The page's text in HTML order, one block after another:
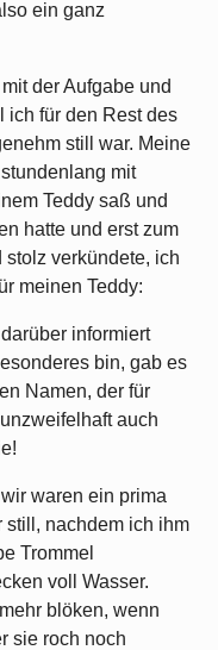
ein ganz
der Aufgabe und
ich für den Rest des
still war. Meine
mit
Teddy saß und
hatte und erst zum
verkündete, ich
meinen Teddy:
informiert
bin, gab es
Namen, der für
auch
waren ein prima
still, nachdem ich ihm
Trommel
voll Wasser.
blöken, wenn
sie roch noch